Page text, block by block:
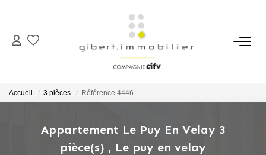
ACHETER
Maisons
Locaux Professionnels
Parkings
Accueil 3 pièces Référence 4446
Appartement Le Puy En Velay 3
pièce(s) , Le puy en velay